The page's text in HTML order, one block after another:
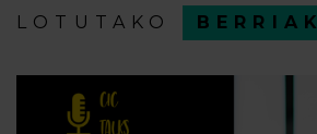
LOTUTAKO BERRIAK